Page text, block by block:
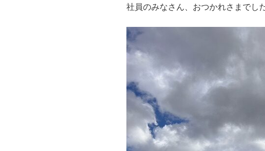
社員のみなさん、おつかれさまでし